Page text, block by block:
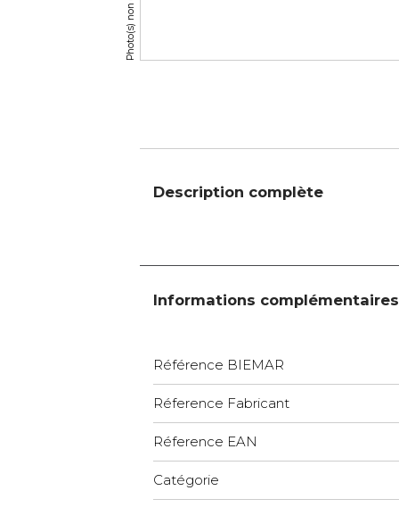
Description complète
Informations complémentaires
Référence BIEMAR
Réference Fabricant
Réference EAN
Catégorie